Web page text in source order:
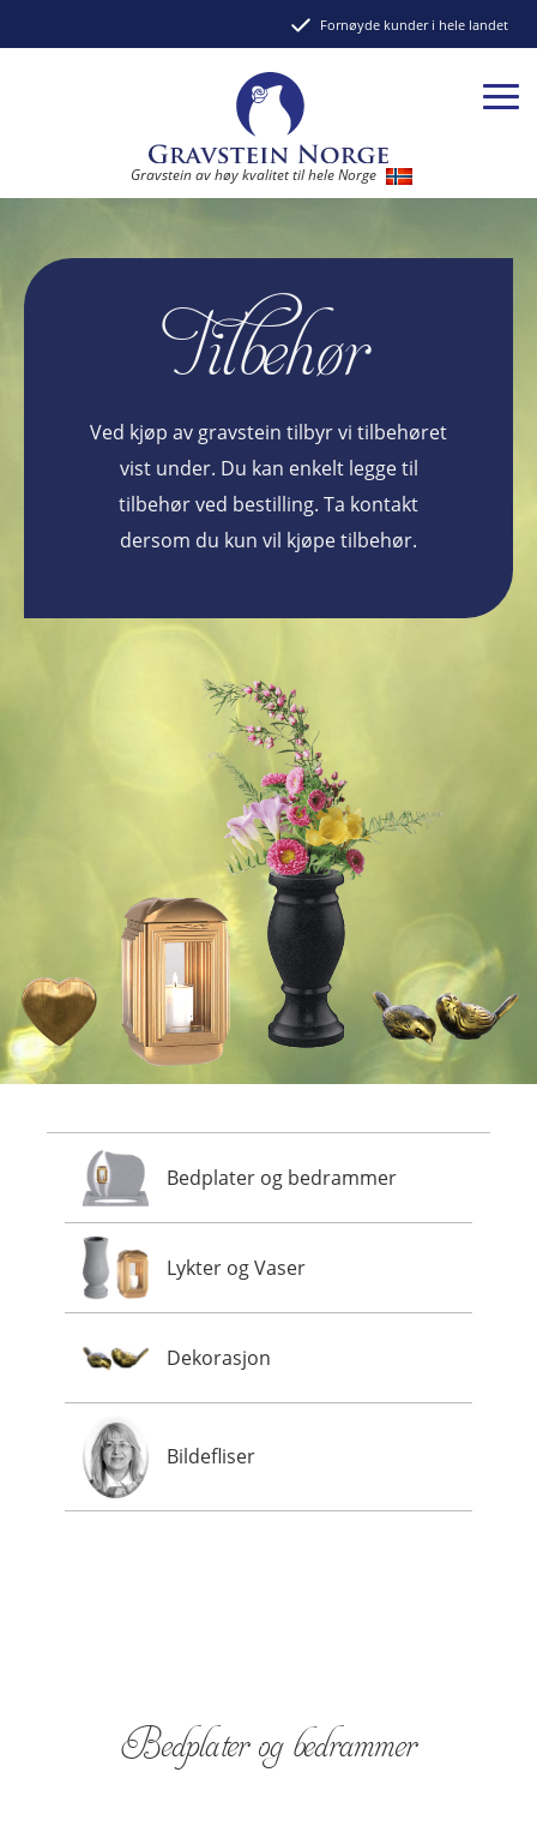
Fornøyde kunder i hele landet
Gravstein av høy kvalitet til hele Norge
Tilbehør
Ved kjøp av gravstein tilbyr vi tilbehøret
vist under. Du kan enkelt legge til
tilbehør ved bestilling. Ta kontakt
dersom du kun vil kjøpe tilbehør.
Bedplater og bedrammer
Lykter og Vaser
Dekorasjon
Bildefliser
Bedplater og bedrammer